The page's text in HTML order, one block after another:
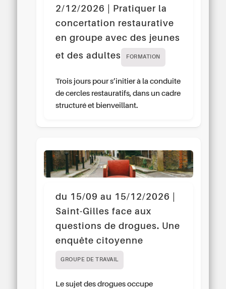
2/12/2026 | Pratiquer la
concertation restaurative
en groupe avec des jeunes
et des adultes
FORMATION
Trois jours pour s’initier à la conduite
de cercles restauratifs, dans un cadre
structuré et bienveillant.
du 15/09 au 15/12/2026 |
Saint-Gilles face aux
questions de drogues. Une
enquête citoyenne
GROUPE DE TRAVAIL
Le sujet des drogues occupe